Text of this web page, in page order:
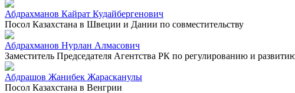
Абдрахманов Кайрат Кудайбергенович
Посол Казахстана в Швеции и Дании по совместительству
Абдрахманов Нурлан Алмасович
Заместитель Председателя Агентства РК по регулированию и
Абдрашов Жанибек Жарасканулы
Посол Казахстана в Венгрии